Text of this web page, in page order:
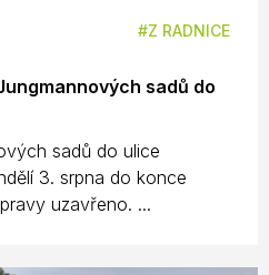
Z RADNICE
sadů do
sadů do ulice
3. srpna do konce
uzavřeno. ...